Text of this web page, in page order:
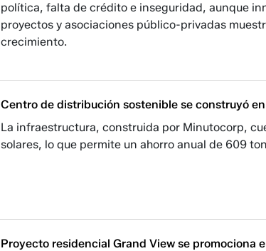
política, falta de crédito e inseguridad, aunque
proyectos y asociaciones público-privadas
crecimiento.
Centro de distribución sostenible se construyó
La infraestructura, construida por Minutocorp,
solares, lo que permite un ahorro anual de 609
Proyecto residencial Grand View se promociona